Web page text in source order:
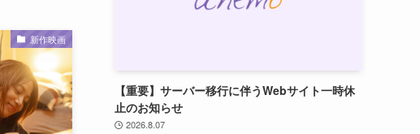
新作映画
【重要】サーバー移行に伴うWebサイト一時休
止のお知らせ
2026.8.07